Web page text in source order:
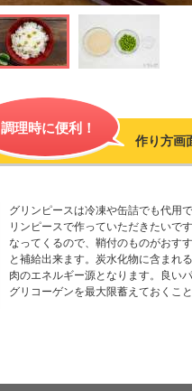
調理時に便利！
作り方画
グリンピースは冷凍や缶詰でも代用
リンピースで作っていただきたいで
なってくるので、鞘付のものがおす
と補給出来ます。炭水化物に含まれ
肉のエネルギー源となります。良い
グリコーゲンを最大限蓄えておくこと